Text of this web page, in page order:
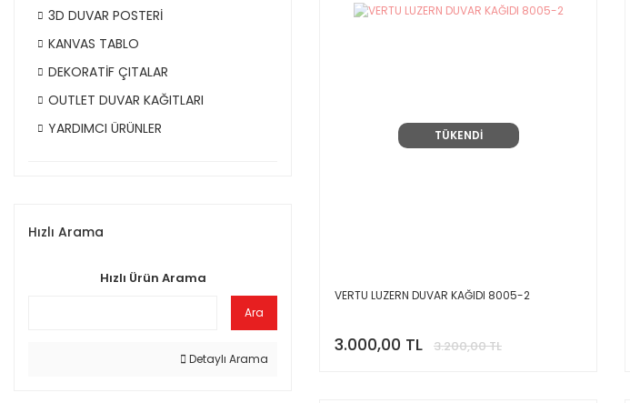
3D DUVAR POSTERİ
KANVAS TABLO
DEKORATİF ÇITALAR
OUTLET DUVAR KAĞITLARI
YARDIMCI ÜRÜNLER
Hızlı Arama
Hızlı Ürün Arama
Ara
Detaylı Arama
TÜKENDİ
VERTU LUZERN DUVAR KAĞIDI 8005-2
3.000,00 TL 3.200,00 TL